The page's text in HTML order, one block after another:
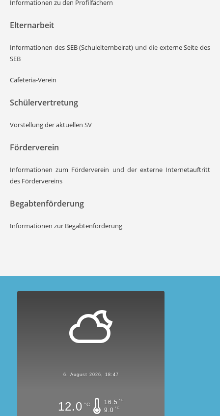
Informationen zu den Profilfächern
Elternarbeit
Informationen des SEB (Schulelternbeirat) und die externe Seite des
SEB
Cafeteria-Verein
Schülervertretung
Vorstellung der aktuellen SV
Förderverein
Informationen zum Förderverein und der externe Internetauftritt
des Fördervereins
Begabtenförderung
Informationen zur Begabtenförderung
6. August 2026, 18:47
12.0 °C 16.5 °C
9.0 °C